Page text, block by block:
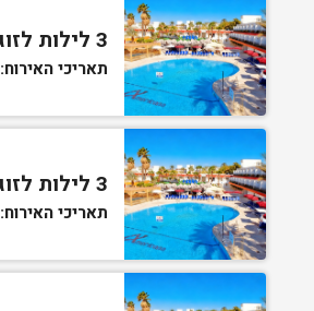
3 לילות לזוג ע"ב לינה וארוחת בוקר בחדר סטנדרט
תאריכי האירוח:
3 לילות לזוג ע"ב חצי פנסיון בחדר סטנדרט
תאריכי האירוח: